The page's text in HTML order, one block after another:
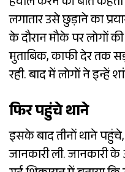
लगातार उसे छुड़ाने का
के दौरान मौके पर लोगों
मुताबिक, काफी देर तक
रही. बाद में लोगों ने इन्हें
फिर पहुंचे थाने
इसके बाद तीनों थाने
जानकारी ली. जानकारी